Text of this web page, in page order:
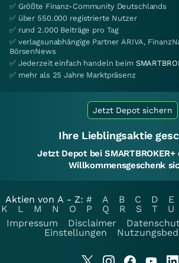
✅ Größte Finanz-Community Deutschlands
✅ über 550.000 registrierte Nutzer
✅ rund 2.000 Beiträge pro Tag
✅ verlagsunabhängige Partner ARIVA,
BörsenNews
✅ Jederzeit einfach handeln beim
✅ mehr als 25 Jahre Marktpräsenz
Jetzt Depot sichern
Ihre Lieblingsaktie
Jetzt Depot bei
Willkommensgeschenk
Aktien von A - Z: # A B C D E
K
L M N O P Q R S T U
Impressum
Disclaimer
Einstellungen